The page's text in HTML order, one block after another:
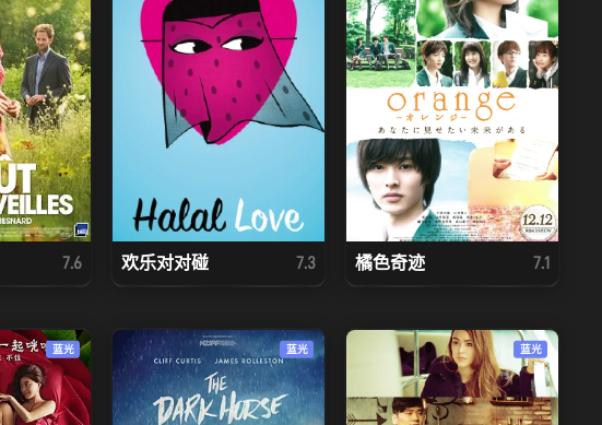
7.6 欢乐对对碰 7.3 橘色奇迹 7.1
蓝光 蓝光 蓝光